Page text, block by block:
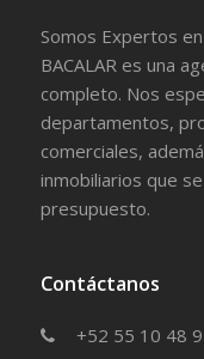
Somos Expertos
BACALAR es una
completo. Nos
departamentos,
comerciales,
inmobiliarios que
presupuesto.
Contáctanos
+52 55 10 48